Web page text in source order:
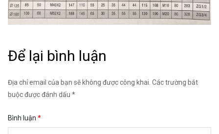
Để lại bình luận
Địa chỉ email của bạn sẽ không được công khai. Các trường bắt
buộc được đánh dấu *
Bình luận